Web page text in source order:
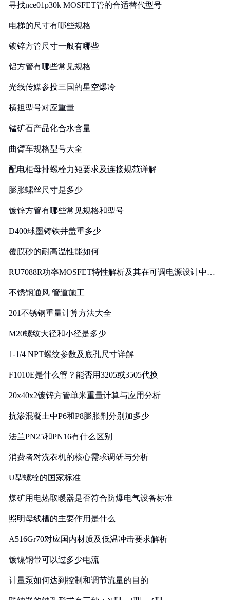
寻找nce01p30k MOSFET管的合适替代型号
电梯的尺寸有哪些规格
镀锌方管尺寸一般有哪些
铝方管有哪些常见规格
光线传媒参投三国的星空爆冷
横担型号对应重量
锰矿石产品化合水含量
曲臂车规格型号大全
配电柜母排螺栓力矩要求及连接规范详解
膨胀螺丝尺寸是多少
镀锌方管有哪些常见规格和型号
D400球墨铸铁井盖重多少
覆膜砂的耐高温性能如何
RU7088R功率MOSFET特性解析及其在可调电源设计中的
不锈钢通风 管道施工
201不锈钢重量计算方法大全
M20螺纹大径和小径是多少
1-1/4 NPT螺纹参数及底孔尺寸详解
F1010E是什么管？能否用3205或3505代换
20x40x2镀锌方管单米重量计算与应用分析
抗渗混凝土中P6和P8膨胀剂分别加多少
法兰PN25和PN16有什么区别
消费者对洗衣机的核心需求调研与分析
U型螺栓的国家标准
煤矿用电热取暖器是否符合防爆电气设备标准
照明母线槽的主要作用是什么
A516Gr70对应国内材质及低温冲击要求解析
镀镍钢带可以过多少电流
计量泵如何达到控制和调节流量的目的